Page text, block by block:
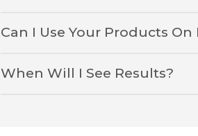
Can I Use Your Products
When Will I See Results?